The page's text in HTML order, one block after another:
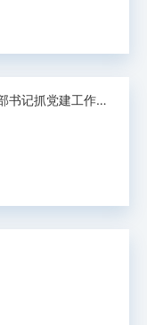
争先创优，机电学院召开2022年度党支部书记抓党建工作述职大会